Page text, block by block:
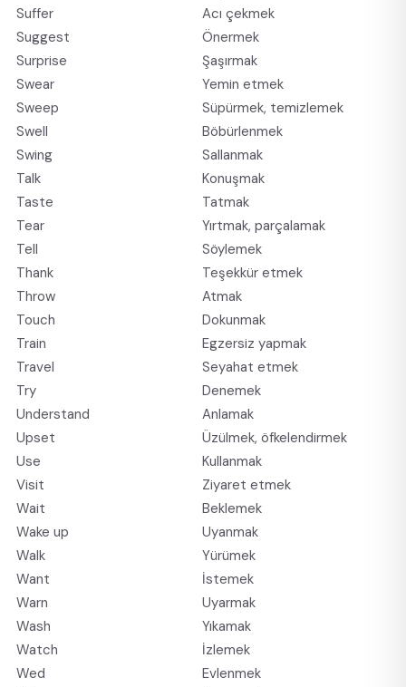
Suffer
Acı çekmek
Suggest
Önermek
Surprise
Şaşırmak
Swear
Yemin etmek
Sweep
Süpürmek, temizlemek
Swell
Böbürlenmek
Swing
Sallanmak
Talk
Konuşmak
Taste
Tatmak
Tear
Yırtmak, parçalamak
Tell
Söylemek
Thank
Teşekkür etmek
Throw
Atmak
Touch
Dokunmak
Train
Egzersiz yapmak
Travel
Seyahat etmek
Try
Denemek
Understand
Anlamak
Upset
Üzülmek, öfkelendirmek
Use
Kullanmak
Visit
Ziyaret etmek
Wait
Beklemek
Wake up
Uyanmak
Walk
Yürümek
Want
İstemek
Warn
Uyarmak
Wash
Yıkamak
Watch
İzlemek
Wed
Evlenmek